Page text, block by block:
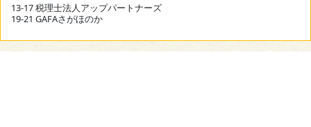
13-17 税理士法人アップパートナーズ
19-21 GAFAさがほのか